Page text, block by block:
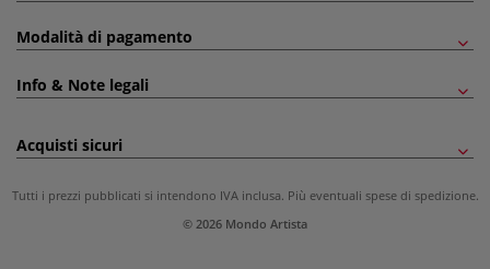
Modalità di pagamento
Info & Note legali
Acquisti sicuri
Tutti i prezzi pubblicati si intendono IVA inclusa. Più eventuali spese di spedizione.
© 2026 Mondo Artista